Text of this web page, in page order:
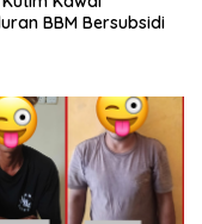
BBM Bersubsidi